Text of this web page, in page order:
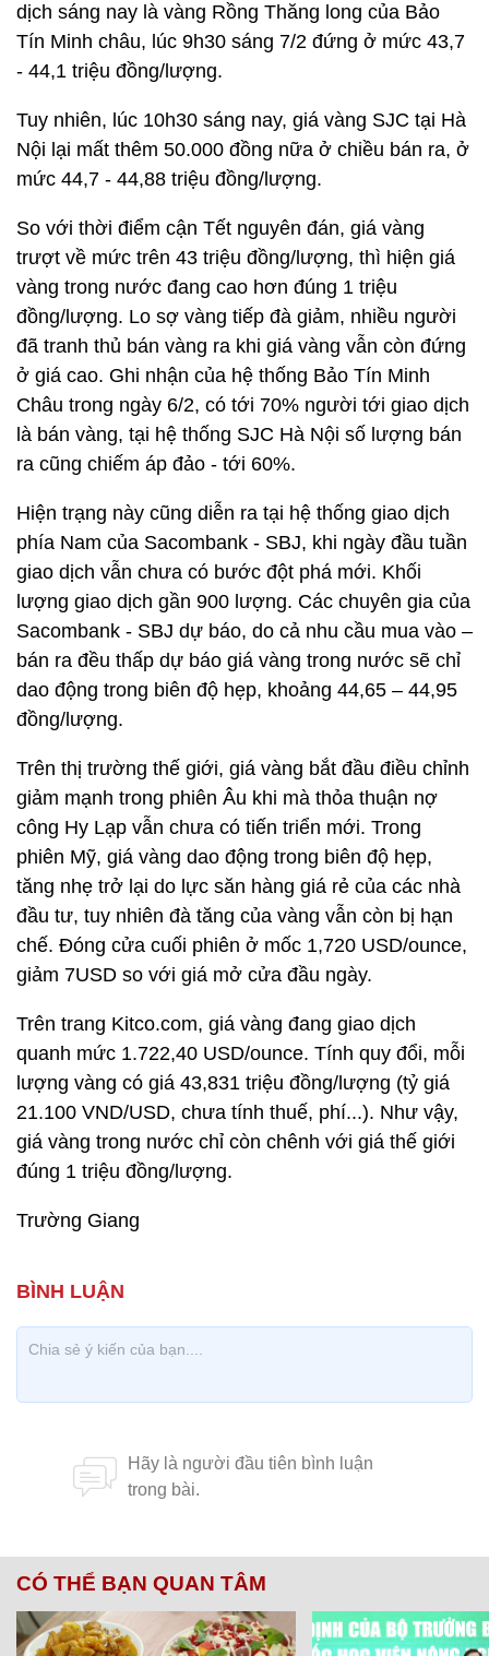
dịch sáng nay là vàng Rồng Thăng long của Bảo
Tín Minh châu, lúc 9h30 sáng 7/2 đứng ở mức 43,7
- 44,1 triệu đồng/lượng.
Tuy nhiên, lúc 10h30 sáng nay, giá vàng SJC tại Hà
Nội lại mất thêm 50.000 đồng nữa ở chiều bán ra, ở
mức 44,7 - 44,88 triệu đồng/lượng.
So với thời điểm cận Tết nguyên đán, giá vàng
trượt về mức trên 43 triệu đồng/lượng, thì hiện giá
vàng trong nước đang cao hơn đúng 1 triệu
đồng/lượng. Lo sợ vàng tiếp đà giảm, nhiều người
đã tranh thủ bán vàng ra khi giá vàng vẫn còn đứng
ở giá cao. Ghi nhận của hệ thống Bảo Tín Minh
Châu trong ngày 6/2, có tới 70% người tới giao dịch
là bán vàng, tại hệ thống SJC Hà Nội số lượng bán
ra cũng chiếm áp đảo - tới 60%.
Hiện trạng này cũng diễn ra tại hệ thống giao dịch
phía Nam của Sacombank - SBJ, khi ngày đầu tuần
giao dịch vẫn chưa có bước đột phá mới. Khối
lượng giao dịch gần 900 lượng. Các chuyên gia của
Sacombank - SBJ dự báo, do cả nhu cầu mua vào –
bán ra đều thấp dự báo giá vàng trong nước sẽ chỉ
dao động trong biên độ hẹp, khoảng 44,65 – 44,95
đồng/lượng.
Trên thị trường thế giới, giá vàng bắt đầu điều chỉnh
giảm mạnh trong phiên Âu khi mà thỏa thuận nợ
công Hy Lạp vẫn chưa có tiến triển mới. Trong
phiên Mỹ, giá vàng dao động trong biên độ hẹp,
tăng nhẹ trở lại do lực săn hàng giá rẻ của các nhà
đầu tư, tuy nhiên đà tăng của vàng vẫn còn bị hạn
chế. Đóng cửa cuối phiên ở mốc 1,720 USD/ounce,
giảm 7USD so với giá mở cửa đầu ngày.
Trên trang Kitco.com, giá vàng đang giao dịch
quanh mức 1.722,40 USD/ounce. Tính quy đổi, mỗi
lượng vàng có giá 43,831 triệu đồng/lượng (tỷ giá
21.100 VND/USD, chưa tính thuế, phí...). Như vậy,
giá vàng trong nước chỉ còn chênh với giá thế giới
đúng 1 triệu đồng/lượng.
Trường Giang
CÓ THỂ BẠN QUAN TÂM